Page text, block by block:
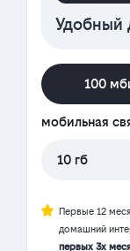
Удобный
100
мобильная
10 гб
Первые 12
домашний
первых 3х